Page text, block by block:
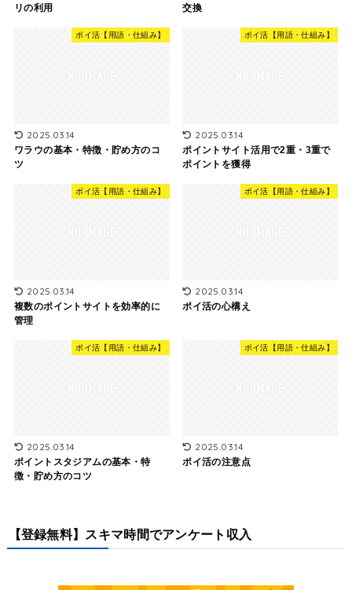
リの利用
交換
ポイ活【用語・仕組み】
2025.03.14
ワラウの基本・特徴・貯め方のコ
ツ
ポイ活【用語・仕組み】
2025.03.14
ポイントサイト活用で2重・3重で
ポイントを獲得
ポイ活【用語・仕組み】
2025.03.14
複数のポイントサイトを効率的に
管理
ポイ活【用語・仕組み】
2025.03.14
ポイ活の心構え
ポイ活【用語・仕組み】
2025.03.14
ポイントスタジアムの基本・特
徴・貯め方のコツ
ポイ活【用語・仕組み】
2025.03.14
ポイ活の注意点
【登録無料】スキマ時間でアンケート収入